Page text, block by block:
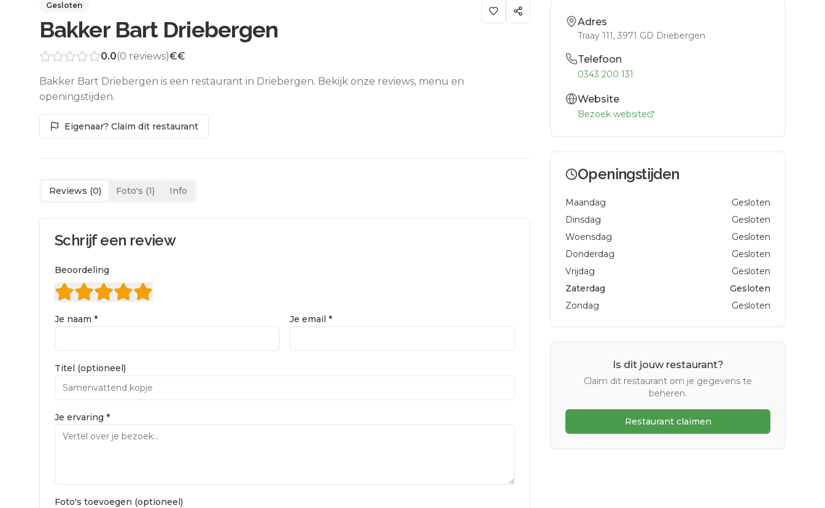
Gesloten
Bakker Bart Driebergen
0.0(0 reviews)€€
Bakker Bart Driebergen is een restaurant in Driebergen. Bekijk onze reviews, menu en
openingstijden.
Eigenaar? Claim dit restaurant
Reviews (0) Foto's (1) Info
Schrijf een review
Beoordeling
Je naam * Je email *
Titel (optioneel)
Je ervaring *
Foto's toevoegen (optioneel)
Adres
Traay 111, 3971 GD Driebergen
Telefoon
0343 200 131
Website
Bezoek website
Openingstijden
Maandag
Gesloten
Dinsdag
Gesloten
Woensdag
Gesloten
Donderdag
Gesloten
Vrijdag
Gesloten
Zaterdag
Gesloten
Zondag
Gesloten
Is dit jouw restaurant?
Claim dit restaurant om je gegevens te
beheren.
Restaurant claimen